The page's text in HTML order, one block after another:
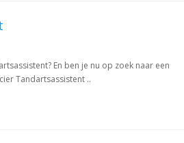
En ben je nu op zoek naar een
Tandartsassistent ..